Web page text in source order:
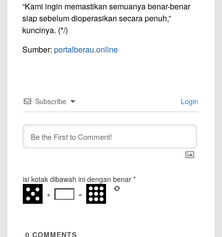
“Kami ingin memastikan semuanya benar-benar
siap sebelum dioperasikan secara penuh,”
kuncinya. (*/)
Sumber: portalberau.online
Subscribe Login
isi kotak dibawah ini dengan benar *
+
=
0 COMMENTS